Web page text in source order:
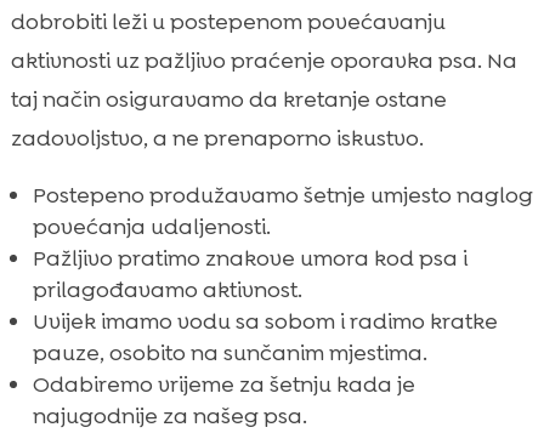
dobrobiti leži u postepenom povećavanju
aktivnosti uz pažljivo praćenje oporavka psa. Na
taj način osiguravamo da kretanje ostane
zadovoljstvo, a ne prenaporno iskustvo.
Postepeno produžavamo šetnje umjesto naglog
povećanja udaljenosti.
Pažljivo pratimo znakove umora kod psa i
prilagođavamo aktivnost.
Uvijek imamo vodu sa sobom i radimo kratke
pauze, osobito na sunčanim mjestima.
Odabiremo vrijeme za šetnju kada je
najugodnije za našeg psa.